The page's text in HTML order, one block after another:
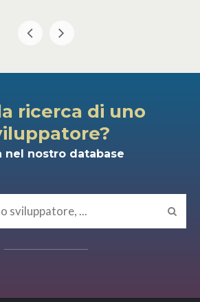
ricerca di uno
nel nostro database